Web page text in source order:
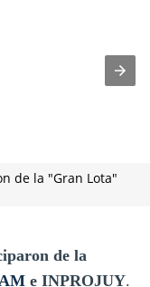
de la "Gran Lota"
de la
e INPROJUY.